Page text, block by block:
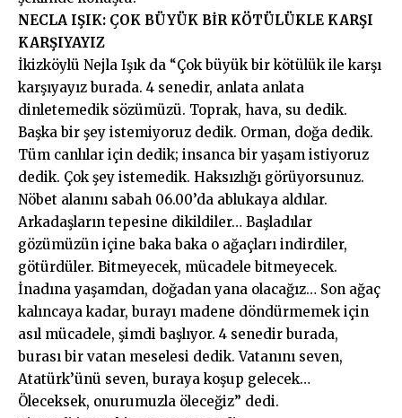
NECLA IŞIK: ÇOK BÜYÜK BİR KÖTÜLÜKLE KARŞI
KARŞIYAYIZ
İkizköylü Nejla Işık da “Çok büyük bir kötülük ile karşı
karşıyayız burada. 4 senedir, anlata anlata
dinletemedik sözümüzü. Toprak, hava, su dedik.
Başka bir şey istemiyoruz dedik. Orman, doğa dedik.
Tüm canlılar için dedik; insanca bir yaşam istiyoruz
dedik. Çok şey istemedik. Haksızlığı görüyorsunuz.
Nöbet alanını sabah 06.00’da ablukaya aldılar.
Arkadaşların tepesine dikildiler… Başladılar
gözümüzün içine baka baka o ağaçları indirdiler,
götürdüler. Bitmeyecek, mücadele bitmeyecek.
İnadına yaşamdan, doğadan yana olacağız… Son ağaç
kalıncaya kadar, burayı madene döndürmemek için
asıl mücadele, şimdi başlıyor. 4 senedir burada,
burası bir vatan meselesi dedik. Vatanını seven,
Atatürk’ünü seven, buraya koşup gelecek…
Öleceksek, onurumuzla öleceğiz” dedi.